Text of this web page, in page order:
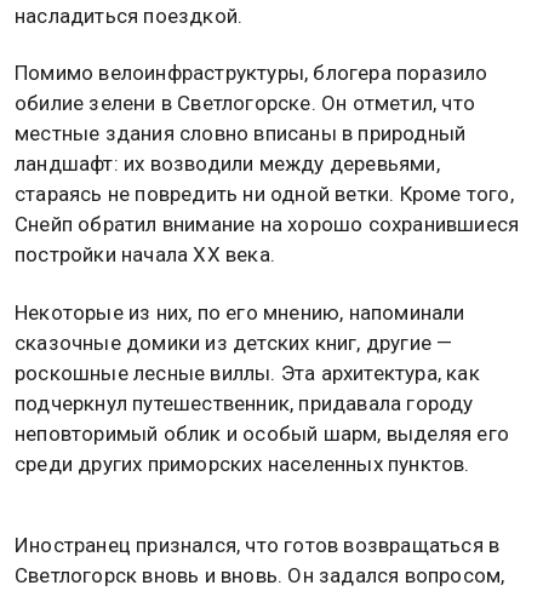
насладиться поездкой.
Помимо велоинфраструктуры, блогера поразило
обилие зелени в Светлогорске. Он отметил, что
местные здания словно вписаны в природный
ландшафт: их возводили между деревьями,
стараясь не повредить ни одной ветки. Кроме того,
Снейп обратил внимание на хорошо сохранившиеся
постройки начала XX века.
Некоторые из них, по его мнению, напоминали
сказочные домики из детских книг, другие —
роскошные лесные виллы. Эта архитектура, как
подчеркнул путешественник, придавала городу
неповторимый облик и особый шарм, выделяя его
среди других приморских населенных пунктов.
Иностранец признался, что готов возвращаться в
Светлогорск вновь и вновь. Он задался вопросом,